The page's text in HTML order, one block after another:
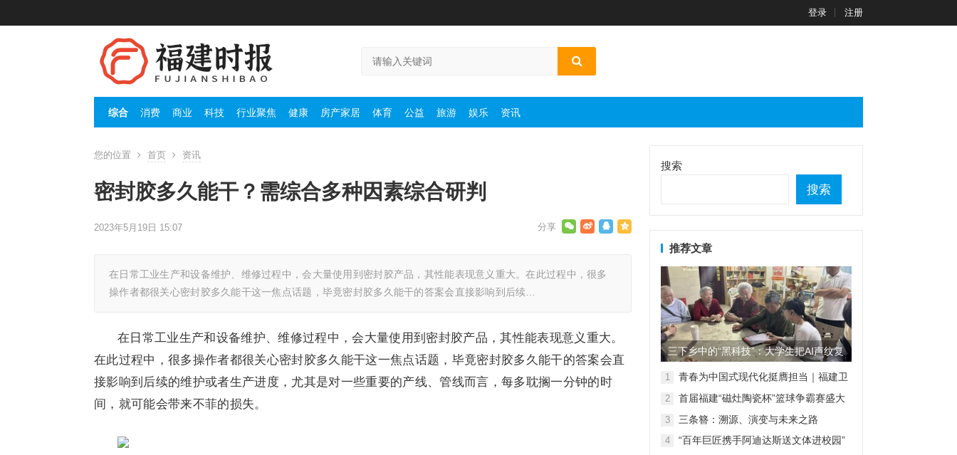
登录 注册
综合 消费 商业 科技 行业聚焦 健康 房产家居 体育 公益 旅游 娱乐 资讯
您的位置 首页 资讯
密封胶多久能干？需综合多种因素综合研判
2023年5月19日 15:07
在日常工业生产和设备维护、维修过程中，会大量使用到密封胶产品，其性能表现意义重大。在此过程中，很多
操作者都很关心密封胶多久能干这一焦点话题，毕竟密封胶多久能干的答案会直接影响到后续…
在日常工业生产和设备维护、维修过程中，会大量使用到密封胶产品，其性能表现意义重大。
在此过程中，很多操作者都很关心密封胶多久能干这一焦点话题，毕竟密封胶多久能干的答案会直
接影响到后续的维护或者生产进度，尤其是对一些重要的产线、管线而言，每多耽搁一分钟的时
间，就可能会带来不菲的损失。
搜索
搜索
推荐文章
三下乡中的“黑科技”：大学生把AI声纹复
刻装进语音盒子，让留...
1
青春为中国式现代化挺膺担当｜福建卫
愿服务队与云霄乌山共绘青春画卷
2
首届福建“磁灶陶瓷杯”篮球争霸赛盛大
3 三条簪：溯源、演变与未来之路
4
“百年巨匠携手阿迪达斯送文体进校园”